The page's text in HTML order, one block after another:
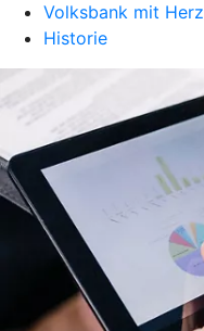
Volksbank mit Herz
Historie